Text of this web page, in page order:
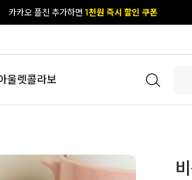
[공식몰 단독] 앱 다운받고2% 결제 할인 받기
울렛콜라보